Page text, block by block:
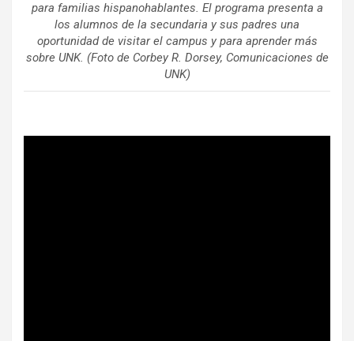
para familias hispanohablantes. El programa presenta a
los alumnos de la secundaria y sus padres una
oportunidad de visitar el campus y para aprender más
sobre UNK. (Foto de Corbey R. Dorsey, Comunicaciones de
UNK)